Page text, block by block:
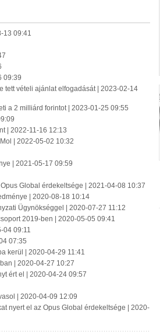
13 09:41
09:39
tett vételi ajánlat elfogadását | 2023-02-14
a 2 milliárd forintot | 2023-01-25 09:55
| 2022-11-16 12:13
| 2022-05-02 10:32
| 2021-05-17 09:59
Global érdekeltsége | 2021-04-08 10:37
| 2020-08-18 10:14
Ügynökséggel | 2020-07-27 11:12
2019-ben | 2020-05-05 09:41
04 09:11
07:35
kerül | 2020-04-29 11:41
| 2020-04-27 10:27
ért el | 2020-04-24 09:57
| 2020-04-09 12:09
nyert el az Opus Global érdekeltsége | 2020-